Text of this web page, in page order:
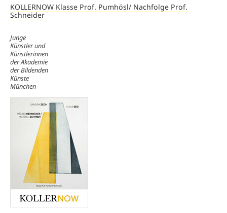
KOLLERNOW Klasse Prof. Pumhösl/ Nachfolge Prof.
Schneider
Junge
Künstler und
Künstlerinnen
der Akademie
der Bildenden
Künste
München